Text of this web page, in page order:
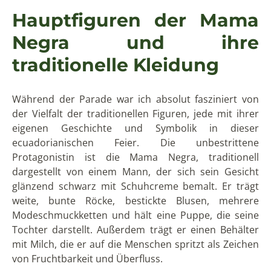
Hauptfiguren der Mama
Negra und ihre
traditionelle Kleidung
Während der Parade war ich absolut fasziniert von
der Vielfalt der traditionellen Figuren, jede mit ihrer
eigenen Geschichte und Symbolik in dieser
ecuadorianischen Feier. Die unbestrittene
Protagonistin ist die Mama Negra, traditionell
dargestellt von einem Mann, der sich sein Gesicht
glänzend schwarz mit Schuhcreme bemalt. Er trägt
weite, bunte Röcke, bestickte Blusen, mehrere
Modeschmuckketten und hält eine Puppe, die seine
Tochter darstellt. Außerdem trägt er einen Behälter
mit Milch, die er auf die Menschen spritzt als Zeichen
von Fruchtbarkeit und Überfluss.